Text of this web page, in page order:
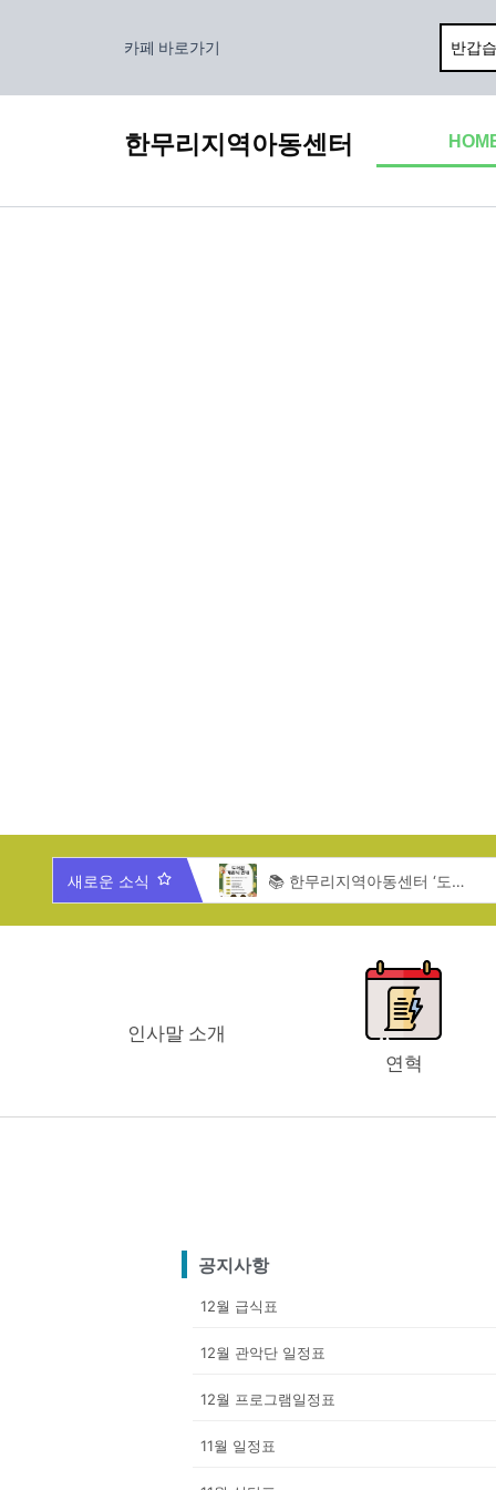
로
카페 바로가기
한무리지역아동센터
새로운 소식 🎄 2025년 한무리 가족과 함께 하는 송년잔치 🎄 📚 한무리지역아동센터 ‘도서관 개관식’ 안내
인사말 소개
연혁
공지사항
12월 급식표
12월 관악단 일정표
12월 프로그램일정표
11월 일정표